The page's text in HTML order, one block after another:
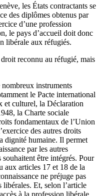
les États contractants se
des diplômes obtenus par
d’une profession
le pays d’accueil doit donc
libérale aux réfugiés.
reconnu au réfugié, mais
instruments
le Pacte international
et culturel, la Déclaration
la Charte sociale
fondamentaux de l’Union
des autres droits
dignité humaine. Il permet
par les autres
être intégrés. Pour
aux articles 17 et 18 de la
ne préjuge pas
libérales. Et, selon l’article
à la profession libérale